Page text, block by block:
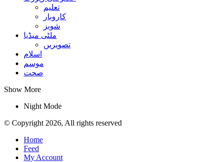
تعلیم
کاروبار
شوبز
ملٹی میڈیا
تصویریں
اسلام
موسم
صحت
Show More
Night Mode
© Copyright 2026, All rights reserved
Home
Feed
My Account